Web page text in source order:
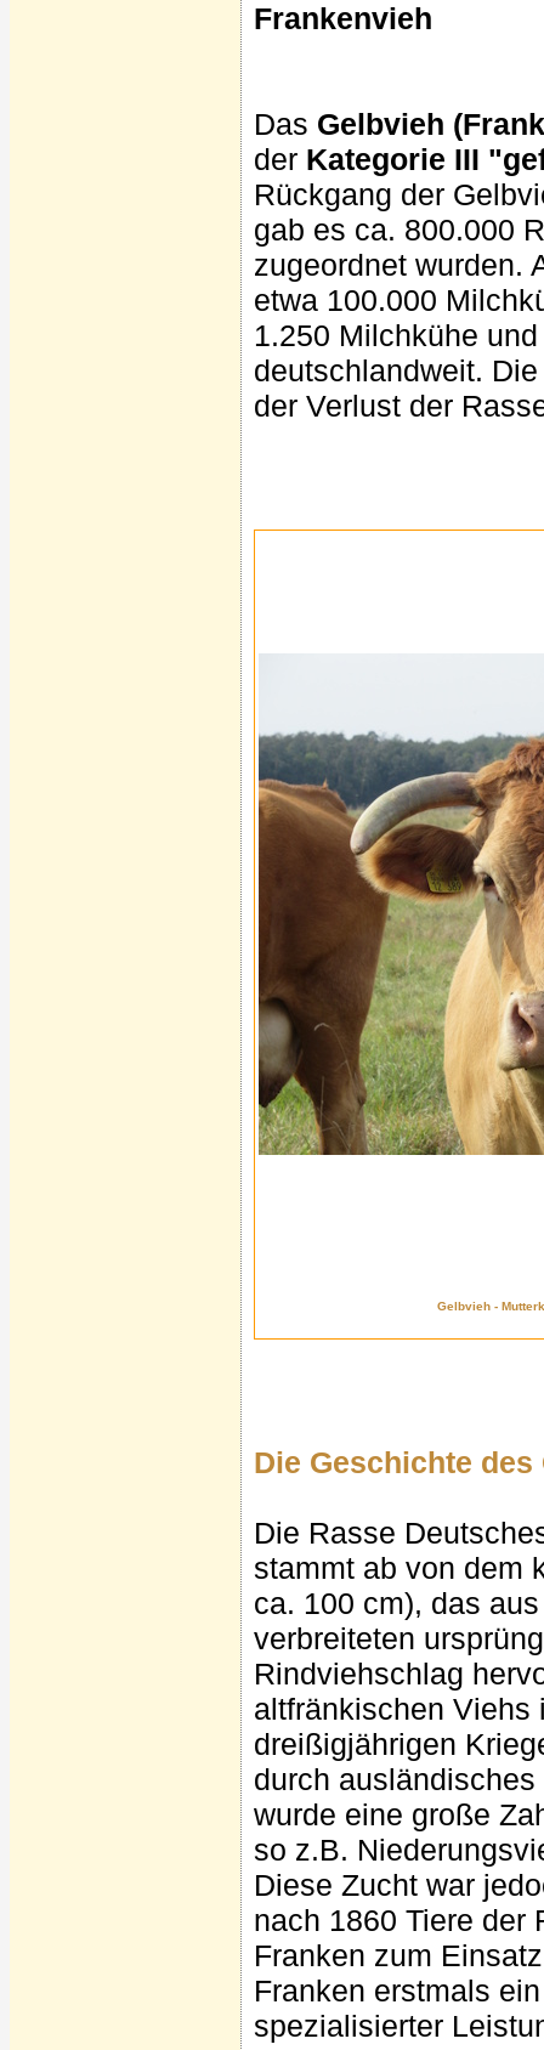
Frankenvieh
Das Gelbvieh
der Kategorie III
Rückgang der
gab es ca. 800.000
zugeordnet wurden.
etwa 100.000
1.250 Milchkühe
deutschlandweit.
der Verlust der
Gelbvieh -
Die Geschichte
Die Rasse
stammt ab von dem
ca. 100 cm), das
verbreiteten
Rindviehschlag
altfränkischen Viehs
dreißigjährigen
durch
wurde eine große
so z.B.
Diese Zucht war
nach 1860 Tiere der
Franken zum
Franken erstmals
spezialisierter